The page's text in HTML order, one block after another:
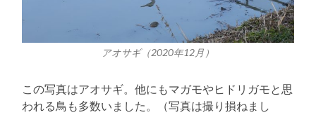
アオサギ（2020年12月）
この写真はアオサギ。他にもマガモやヒドリガモと思
われる鳥も多数いました。（写真は撮り損ねまし